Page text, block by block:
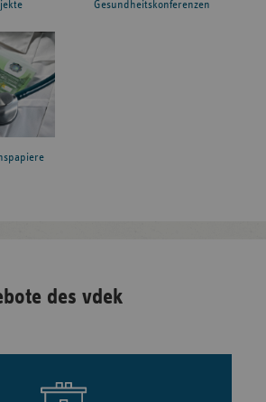
Gesundheitskonferenzen
des vdek